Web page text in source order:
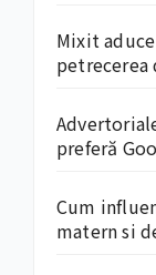
Mixit
petrecerea
preferă
Cum
matern si